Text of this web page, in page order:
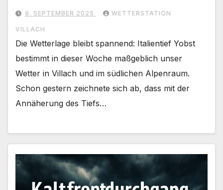
9. SEPTEMBER 2025 WETTERSTATION
VILLACH
Die Wetterlage bleibt spannend: Italientief Yobst
bestimmt in dieser Woche maßgeblich unser
Wetter in Villach und im südlichen Alpenraum.
Schon gestern zeichnete sich ab, dass mit der
Annäherung des Tiefs…